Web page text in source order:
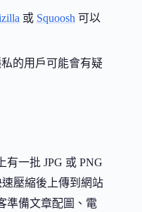
或 Squoosh 可以
的用戶可能會有疑
有一批 JPG 或 PNG
壓縮後上傳到網站
準備文章配圖、電